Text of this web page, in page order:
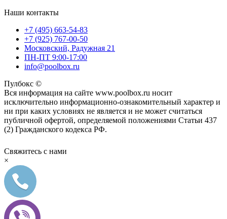
Наши контакты
+7 (495) 663-54-83
+7 (925) 767-00-50
Московский, Радужная 21
ПН-ПТ 9:00-17:00
info@poolbox.ru
Пулбокс ©
Вся информация на сайте www.poolbox.ru носит
исключительно информационно-ознакомительный характер и
ни при каких условиях не является и не может считаться
публичной офертой, определяемой положениями Статьи 437
(2) Гражданского кодекса РФ.
Свяжитесь с нами
×